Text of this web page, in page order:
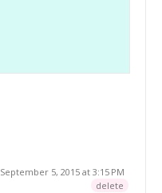
September 5, 2015 at 3:15 PM
delete